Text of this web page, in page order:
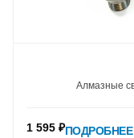
Алмазные
1 595 ₽ПОДРОБНЕЕ